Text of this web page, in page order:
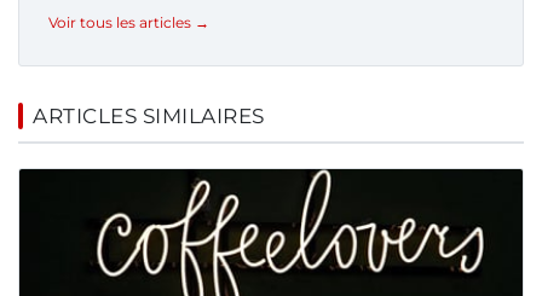
Voir tous les articles →
ARTICLES SIMILAIRES